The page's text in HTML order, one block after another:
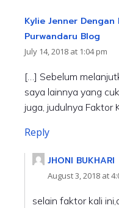
Kylie Jenner
Purwandaru Blog
July 14, 2018 at 1:04 pm
[…] Sebelum
saya lainnya yang
juga, judulnya Faktor
Reply
JHONI BUKHARI
August 3, 2018 at
selain faktor kali